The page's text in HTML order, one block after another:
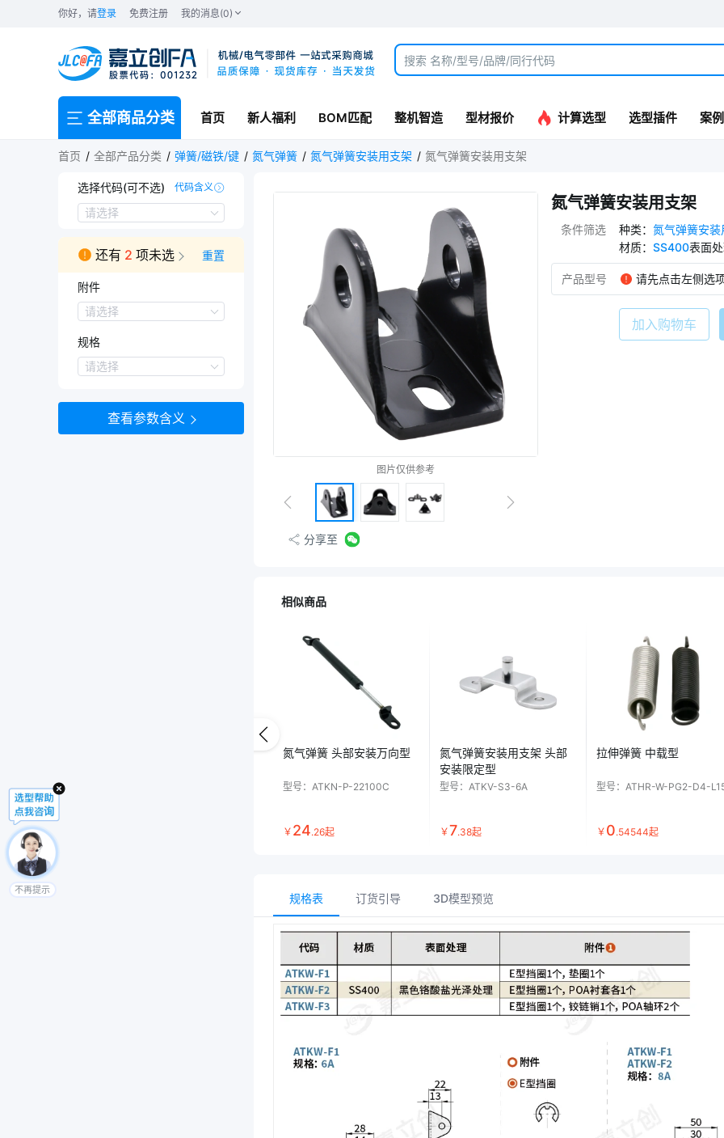
你好，请登录 免费注册 我的消息(0)
全部商品分类 首页 新人福利 BOM匹配 整机智造 型材报价 计算选型 选型插件 案
首页 全部产品分类 弹簧/磁铁/键 氮气弹簧 氮气弹簧安装用支架 氮气弹簧安装用支架
选择代码(可不选) 代码含义
ATKW-F3 ATKW-F2
请选择
还有 2 项未选 重置
附件
附件
E型挡圈1个,POA衬套各1个
E型挡圈1个,铰链销1个,POA轴环2个
请选择
规格
规格
6B
6D
请选择
查看参数含义
图片仅供参考
分享至
氮气弹簧安装用支架
条件筛选 种类： 氮气弹簧安装
材质： SS400表面
产品型号 请先点击左侧选
加入购物车
相似商品
氮气弹簧 头部安装万向型
型号： ATKN-P-22100C
￥ 24.26起
氮气弹簧安装用支架 头部
安装限定型
型号： ATKV-S3-6A
￥7.38起
拉伸弹簧 中载型
型号： ATHR-W-PG2-D4-
￥ 0.54544起
规格表 订货引导 3D模型预览
不再提示